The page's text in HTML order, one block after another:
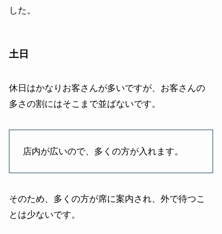
した。
土日
休日はかなりお客さんが多いですが、お客さんの
多さの割にはそこまで並ばないです。
店内が広いので、多くの方が入れます。
そのため、多くの方が席に案内され、外で待つこ
とは少ないです。